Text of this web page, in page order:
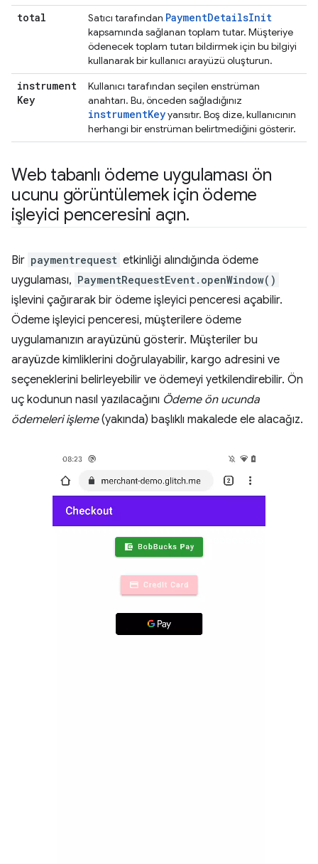
total Satıcı tarafından PaymentDetailsInit
kapsamında sağlanan toplam tutar. Müşteriye
ödenecek toplam tutarı bildirmek için bu bilgiyi
kullanarak bir kullanıcı arayüzü oluşturun.
instrument
Key
Kullanıcı tarafından seçilen enstrüman
anahtarı. Bu, önceden sağladığınız
instrumentKeyyansıtır. Boş dize, kullanıcının
herhangi bir enstrüman belirtmediğini gösterir.
Web tabanlı ödeme uygulaması ön
ucunu görüntülemek için ödeme
işleyici penceresini açın.
Bir paymentrequest etkinliği alındığında ödeme
uygulaması, PaymentRequestEvent.openWindow()
işlevini çağırarak bir ödeme işleyici penceresi açabilir.
Ödeme işleyici penceresi, müşterilere ödeme
uygulamanızın arayüzünü gösterir. Müşteriler bu
arayüzde kimliklerini doğrulayabilir, kargo adresini ve
seçeneklerini belirleyebilir ve ödemeyi yetkilendirebilir. Ön
uç kodunun nasıl yazılacağını Ödeme ön ucunda
ödemeleri işleme(yakında) başlıklı makalede ele alacağız.